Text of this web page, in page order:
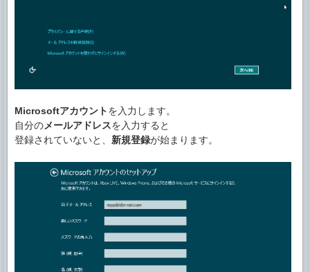
Microsoftアカウントを入力します。
自分のメールアドレスを入力すると
登録されていないと、 新規登録が始まります。